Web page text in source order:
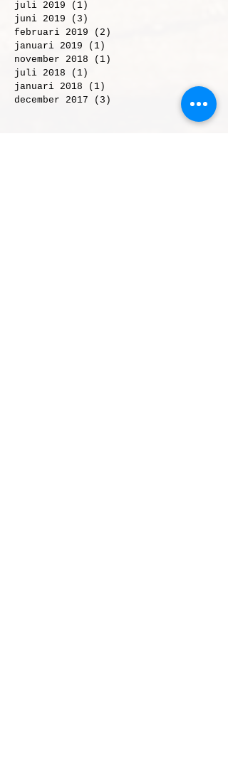
februari 2020
december 2019
juli 2019
(1) 1 post
juni 2019
(3)
3 posts
februari 2019
(2)
januari 2019
november 2018
(1)
juli 2018
(1) 1 post